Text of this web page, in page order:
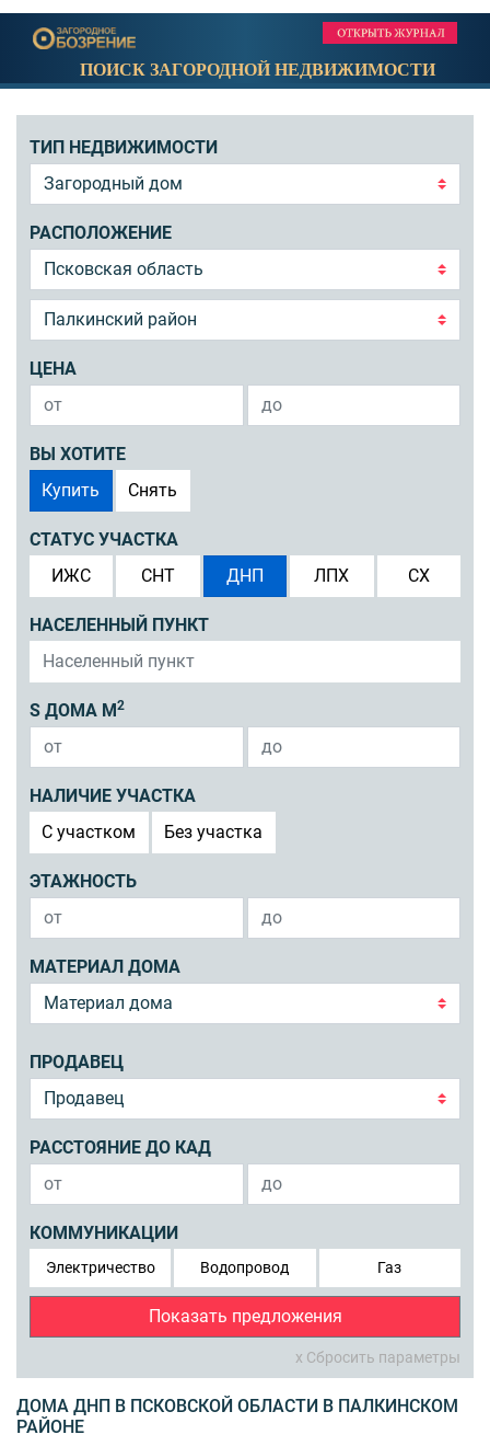
ПОИСК ЗАГОРОДНОЙ НЕДВИЖИМОСТИ
ТИП НЕДВИЖИМОСТИ
РАСПОЛОЖЕНИЕ
ЦЕНА
ВЫ ХОТИТЕ
Купить
Снять
СТАТУС УЧАСТКА
ИЖС
СНТ ДНП ЛПХ СХ
НАСЕЛЕННЫЙ ПУНКТ
S ДОМА М 2
НАЛИЧИЕ УЧАСТКА
C участком
Без участка
ЭТАЖНОСТЬ
МАТЕРИАЛ ДОМА
ПРОДАВЕЦ
РАССТОЯНИЕ ДО КАД
КОММУНИКАЦИИ
Электричество Водопровод Газ
Показать предложения
x Сбросить параметры
ДОМА ДНП В ПСКОВСКОЙ ОБЛАСТИ В ПАЛКИНСКОМ
РАЙОНЕ